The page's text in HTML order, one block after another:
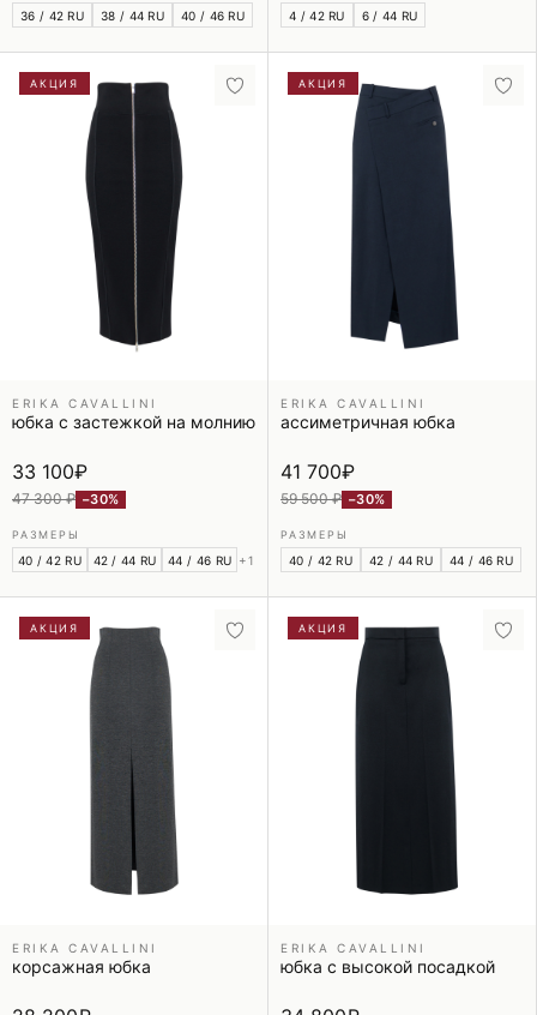
36 / 42 RU 38 / 44 RU 40 / 46 RU 4 / 42 RU 6 / 44 RU
АКЦИЯ
ERIKA CAVALLINI
юбка с застежкой на молнию
33 100₽
47 300 ₽ −30%
РАЗМЕРЫ
40 / 42 RU 42 / 44 RU 44 / 46 RU +1
АКЦИЯ
ERIKA CAVALLINI
ассиметричная юбка
41 700₽
59 500 ₽ −30%
РАЗМЕРЫ
40 / 42 RU 42 / 44 RU 44 / 46 RU
АКЦИЯ
ERIKA CAVALLINI
корсажная юбка
АКЦИЯ
ERIKA CAVALLINI
юбка с высокой посадкой